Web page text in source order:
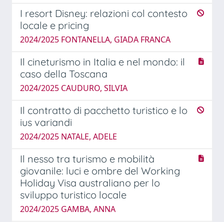
I resort Disney: relazioni col contesto
locale e pricing
2024/2025 FONTANELLA, GIADA FRANCA
Il cineturismo in Italia e nel mondo: il
caso della Toscana
2024/2025 CAUDURO, SILVIA
Il contratto di pacchetto turistico e lo
ius variandi
2024/2025 NATALE, ADELE
Il nesso tra turismo e mobilità
giovanile: luci e ombre del Working
Holiday Visa australiano per lo
sviluppo turistico locale
2024/2025 GAMBA, ANNA